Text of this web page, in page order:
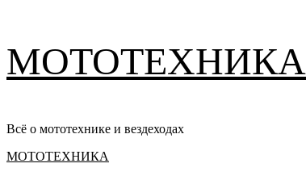
содержимому
МОТОТЕХНИКА
Всё о мототехнике и вездеходах
Основное
МОТОТЕХНИКА